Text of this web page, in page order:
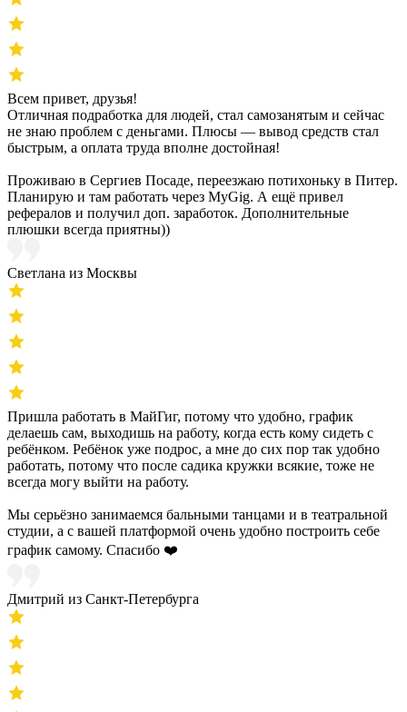
Всем привет, друзья!
Отличная подработка для людей, стал самозанятым и сейчас
не знаю проблем с деньгами. Плюсы — вывод средств стал
быстрым, а оплата труда вполне достойная!
Проживаю в Сергиев Посаде, переезжаю потихоньку в Питер.
Планирую и там работать через MyGig. А ещё привел
рефералов и получил доп. заработок. Дополнительные
плюшки всегда приятны))
Светлана из Москвы
Пришла работать в МайГиг, потому что удобно, график
делаешь сам, выходишь на работу, когда есть кому сидеть с
ребёнком. Ребёнок уже подрос, а мне до сих пор так удобно
работать, потому что после садика кружки всякие, тоже не
всегда могу выйти на работу.
Мы серьёзно занимаемся бальными танцами и в театральной
студии, а с вашей платформой очень удобно построить себе
график самому. Спасибо ❤️
Дмитрий из Санкт-Петербурга